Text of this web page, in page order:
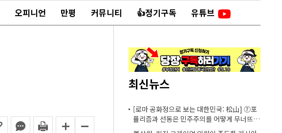
오피니언 만평 커뮤니티 👍정기구독 유튜브
최신뉴스
[로마 공화정으로 보는 대한민국: 松山] ⑦포
퓰리즘과 선동은 민주주의를 어떻게 무너뜨리
는가